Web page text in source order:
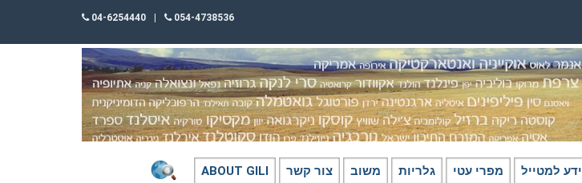
054-4738536
04-6254440
למטייל מפרי עטי גלריות משוב צור קשר ABOUT GILI